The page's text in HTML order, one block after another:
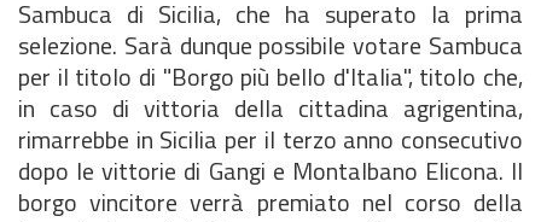
Sambuca di Sicilia, che ha superato la prima
selezione. Sarà dunque possibile votare Sambuca
per il titolo di "Borgo più bello d'Italia", titolo che,
in caso di vittoria della cittadina agrigentina,
rimarrebbe in Sicilia per il terzo anno consecutivo
dopo le vittorie di Gangi e Montalbano Elicona. Il
borgo vincitore verrà premiato nel corso della